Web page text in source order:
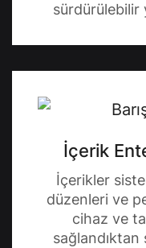
sürdürülebilir
İçerik
İçerikler
düzenleri ve
cihaz ve
sağlandıktan